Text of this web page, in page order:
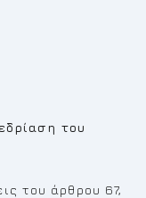
του
του άρθρου 67,